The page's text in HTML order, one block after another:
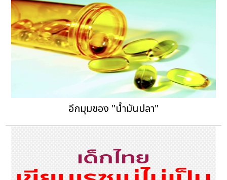
อีกมุมของ "น้ำมันปลา"